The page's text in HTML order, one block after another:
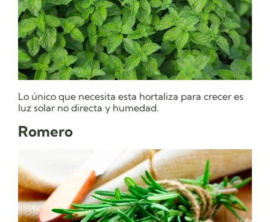
Lo único que necesita esta hortaliza para crecer es
luz solar no directa y humedad.
Romero